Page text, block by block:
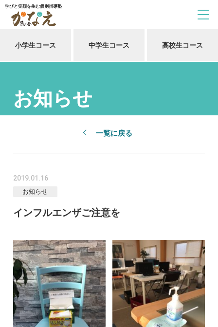
学びと笑顔を生む個別指導塾
小学生コース 中学生コース 高校生コース
お知らせ
一覧に戻る
2019.01.16
お知らせ
インフルエンザご注意を